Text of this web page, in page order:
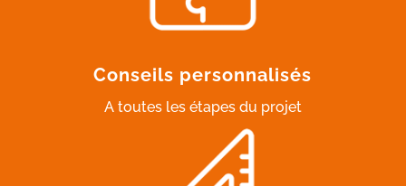
Conseils personnalisés
A toutes les étapes du projet